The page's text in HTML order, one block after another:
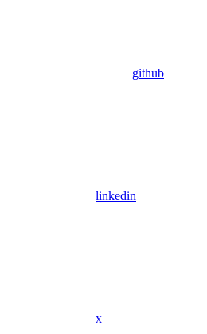
github
linkedin
x